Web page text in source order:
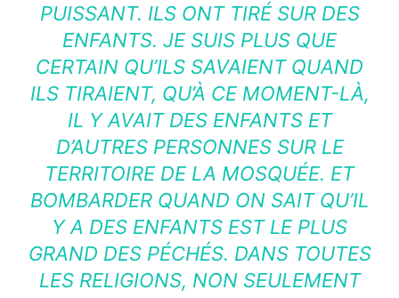
PUISSANT. ILS ONT TIRÉ SUR DES
ENFANTS. JE SUIS PLUS QUE
CERTAIN QU’ILS SAVAIENT QUAND
ILS TIRAIENT, QU’À CE MOMENT-LÀ,
IL Y AVAIT DES ENFANTS ET
D’AUTRES PERSONNES SUR LE
TERRITOIRE DE LA MOSQUÉE. ET
BOMBARDER QUAND ON SAIT QU’IL
Y A DES ENFANTS EST LE PLUS
GRAND DES PÉCHÉS. DANS TOUTES
LES RELIGIONS, NON SEULEMENT